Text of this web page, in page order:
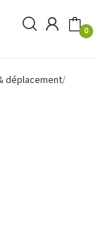
0
déplacement